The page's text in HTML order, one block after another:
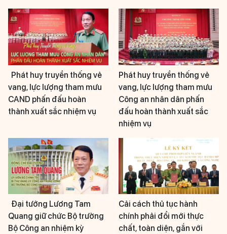
Phát huy truyền thống vẻ
vang, lực lượng tham mưu
CAND phấn đấu hoàn
thành xuất sắc nhiệm vụ
Phát huy truyền thống vẻ
vang, lực lượng tham mưu
Công an nhân dân phấn
đấu hoàn thành xuất sắc
nhiệm vụ
Đại tướng Lương Tam
Quang giữ chức Bộ trưởng
Bộ Công an nhiệm kỳ
Cải cách thủ tục hành
chính phải đổi mới thực
chất, toàn diện, gắn với